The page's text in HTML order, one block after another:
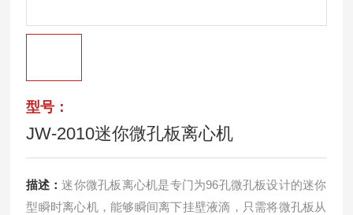
型号：
JW-2010迷你微孔板离心机
描述：迷你微孔板离心机是专门为96孔微孔板设计的迷你
型瞬时离心机，能够瞬间离下挂壁液滴，只需将微孔板从